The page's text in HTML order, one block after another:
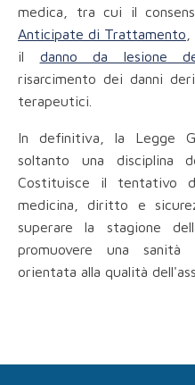
medica, tra cui il
Anticipate di Trattamento
il danno da lesione
risarcimento dei danni
terapeutici.
In definitiva, la Legge
soltanto una disciplina
Costituisce il tentativo
medicina, diritto e
superare la stagione
promuovere una
orientata alla qualità